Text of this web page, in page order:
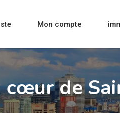
Mon compte
cœur de